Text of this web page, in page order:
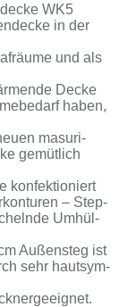
WK5
in der
und als
De­cke
ha­ben,
ma­su­ri­
ge­müt­lich
kon­fek­tio­niert
– Step­
Um­hül­
Au­ßen­steg ist
sehr haut­sym­